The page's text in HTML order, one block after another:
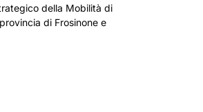
della Mobilità di
di Frosinone e